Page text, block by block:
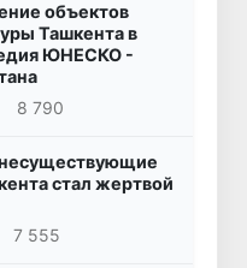
объектов
Ташкента в
ЮНЕСКО -
8 790
стал жертвой
7 555